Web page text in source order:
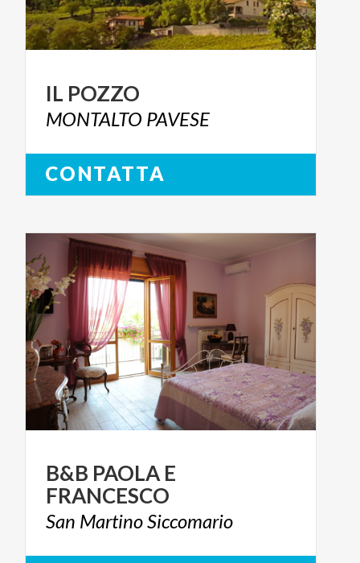
IL POZZO
MONTALTO PAVESE
CONTATTA
B&B PAOLA E
FRANCESCO
San MartinoSiccomario